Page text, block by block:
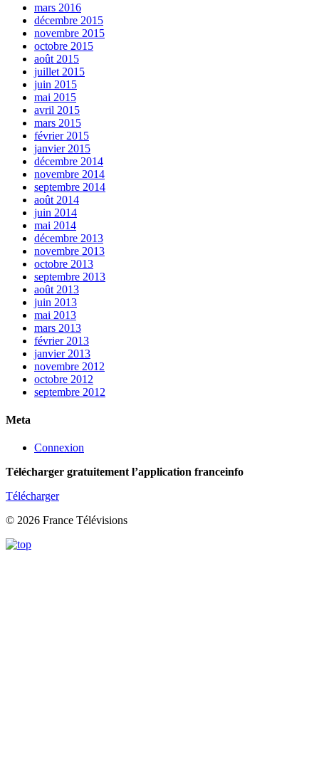
mars 2016
décembre 2015
novembre 2015
octobre 2015
août 2015
juillet 2015
juin 2015
mai 2015
avril 2015
mars 2015
février 2015
janvier 2015
décembre 2014
novembre 2014
septembre 2014
août 2014
juin 2014
mai 2014
décembre 2013
novembre 2013
octobre 2013
septembre 2013
août 2013
juin 2013
mai 2013
mars 2013
février 2013
janvier 2013
novembre 2012
octobre 2012
septembre 2012
Meta
Connexion
Télécharger gratuitement l’application franceinfo
Télécharger
© 2026 France Télévisions